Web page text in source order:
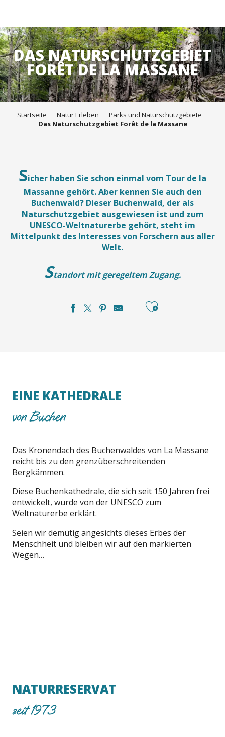
Aller
au
contenu
principal
DAS NATURSCHUTZGEBIET
FORÊT DE LA MASSANE
Startseite Natur Erleben
Parks und Naturschutzgebiete
Das Naturschutzgebiet Forêt de la Massane
Sicher haben Sie schon einmal vom Tour de la
Massanne gehört. Aber kennen Sie auch den
Buchenwald? Dieser Buchenwald, der als
Naturschutzgebiet ausgewiesen ist und zum
UNESCO-Weltnaturerbe gehört, steht im
Mittelpunkt des Interesses von Forschern aus aller
Welt.
Standort mit geregeltem Zugang.
Ajouter aux
EINE KATHEDRALE
von Buchen
Das Kronendach des Buchenwaldes von La Massane
reicht bis zu den grenzüberschreitenden
Bergkämmen.
Diese Buchenkathedrale, die sich seit 150 Jahren frei
entwickelt, wurde von der UNESCO zum
Weltnaturerbe erklärt.
Seien wir demütig angesichts dieses Erbes der
Menschheit und bleiben wir auf den markierten
Wegen…
NATURRESERVAT
seit 1973